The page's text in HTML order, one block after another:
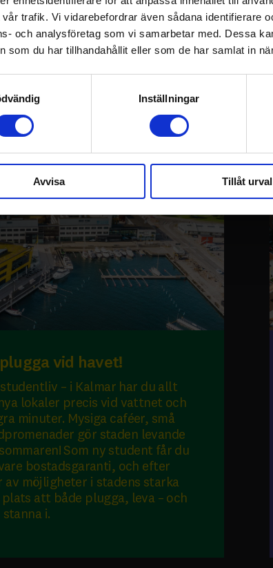
trafik. Vi vidarebefordrar även sådana identifierare
och analysföretag som vi samarbetar med. Dessa
som du har tillhandahållit eller som de har samlat in
Inställningar
Avvisa Tillåt urval
Ett universitet
vid havet!
– i Kalmar har du allt
lokaler precis vid vattnet och
minuter. Mysiga caféer, små
gör staden levande
Som ny student får du
bostadsgaranti, och efter
av möjligheter i stadens starka
att både plugga, leva – och
stanna i.